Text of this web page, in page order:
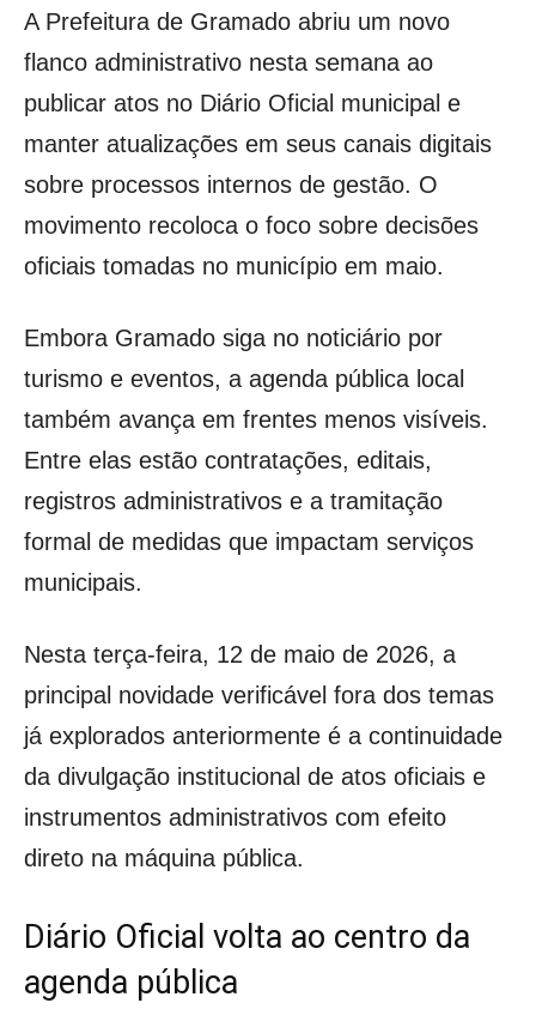
A Prefeitura de Gramado abriu um novo
flanco administrativo nesta semana ao
publicar atos no Diário Oficial municipal e
manter atualizações em seus canais digitais
sobre processos internos de gestão. O
movimento recoloca o foco sobre decisões
oficiais tomadas no município em maio.
Embora Gramado siga no noticiário por
turismo e eventos, a agenda pública local
também avança em frentes menos visíveis.
Entre elas estão contratações, editais,
registros administrativos e a tramitação
formal de medidas que impactam serviços
municipais.
Nesta terça-feira, 12 de maio de 2026, a
principal novidade verificável fora dos temas
já explorados anteriormente é a continuidade
da divulgação institucional de atos oficiais e
instrumentos administrativos com efeito
direto na máquina pública.
Diário Oficial volta ao centro da
agenda pública